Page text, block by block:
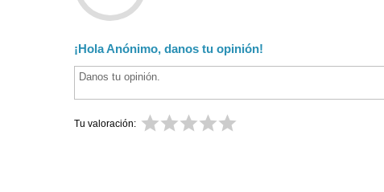
¡Hola Anónimo, danos tu opinión!
Tu valoración: